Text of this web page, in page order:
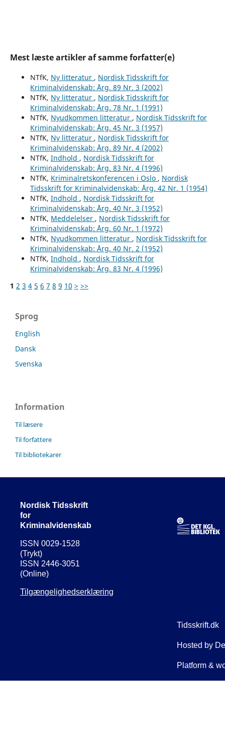
Mest læste artikler af samme forfatter(e)
NTfK, Ny litteratur , Nordisk Tidsskrift for
Kriminalvidenskab: Årg. 89 Nr. 3 (2002)
NTfK, Ny litteratur , Nordisk Tidsskrift for
Kriminalvidenskab: Årg. 78 Nr. 1 (1991)
NTfK, Nyudkommen litteratur , Nordisk Tidsskrift for
Kriminalvidenskab: Årg. 45 Nr. 3 (1957)
NTfK, Ny litteratur , Nordisk Tidsskrift for
Kriminalvidenskab: Årg. 89 Nr. 4 (2002)
NTfK, Indhold , Nordisk Tidsskrift for
Kriminalvidenskab: Årg. 83 Nr. 4 (1996)
NTfK, Kriminalretskonferencen i Oslo , Nordisk
Tidsskrift for Kriminalvidenskab: Årg. 42 Nr. 1 (1954)
NTfK, Indhold , Nordisk Tidsskrift for
Kriminalvidenskab: Årg. 40 Nr. 3 (1952)
NTfK, Meddelelser , Nordisk Tidsskrift for
Kriminalvidenskab: Årg. 60 Nr. 1 (1972)
NTfK, Nyudkommen litteratur , Nordisk Tidsskrift for
Kriminalvidenskab: Årg. 40 Nr. 2 (1952)
NTfK, Indhold , Nordisk Tidsskrift for
Kriminalvidenskab: Årg. 83 Nr. 4 (1996)
1 2 3 4 5 6 7 8 9 10 > >>
Sprog
English
Dansk
Svenska
Information
Til læsere
Til forfattere
Til bibliotekarer
Nordisk Tidsskrift
for
Kriminalvidenskab
ISSN 0029-1528
(Trykt)
ISSN 2446-3051
(Online)
Tilgængelighedserklæring